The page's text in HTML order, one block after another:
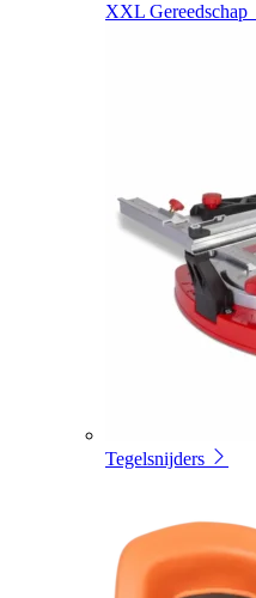
XXL Gereedschap
Tegelsnijders